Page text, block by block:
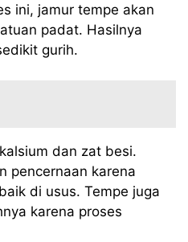
ini, jamur tempe akan
padat. Hasilnya
gurih.
dan zat besi.
pencernaan karena
di usus. Tempe juga
karena proses